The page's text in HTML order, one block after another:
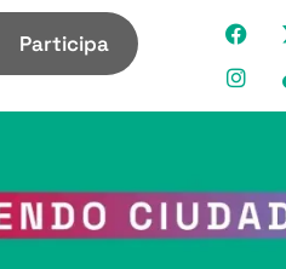
Participa